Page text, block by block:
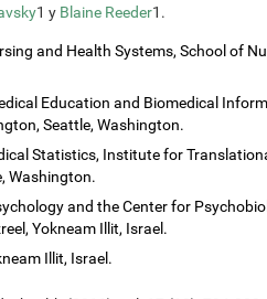
1 y Blaine Reeder1.
and Health Systems, School of
Education and Biomedical
Seattle, Washington.
Statistics, Institute for
Washington.
and the Center for
Yokneam Illit, Israel.
Illit, Israel.